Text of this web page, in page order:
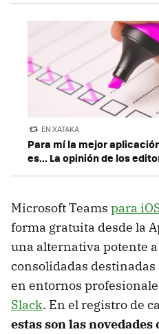
EN XATAKA
Para mí la mejor
es... La opinión de los
Microsoft Teams para
forma gratuita desde la
una alternativa potente
consolidadas
en entornos
Slack. En el registro de
estas son las